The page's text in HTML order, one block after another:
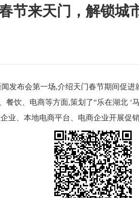
节来天门，解锁城
发布会第一场,介绍天门春节期间促
饮、电商等方面,策划了“乐在湖北
业、本地电商平台、电商企业开展促销